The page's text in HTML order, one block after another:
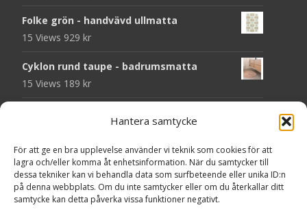
Hantera samtycke
För att ge en bra upplevelse använder vi teknik som cookies för att
lagra och/eller komma åt enhetsinformation. När du samtycker till
dessa tekniker kan vi behandla data som surfbeteende eller unika ID:n
på denna webbplats. Om du inte samtycker eller om du återkallar ditt
samtycke kan detta påverka vissa funktioner negativt.
Folke grön - handvävd ullmatta
15 Views 929 kr
Cyklon rund taupe - badrumsmatta
15 Views 189 kr
Seventy grå - plastmatta
14 Views375kr
Välkommen - dörrmatta i kokos